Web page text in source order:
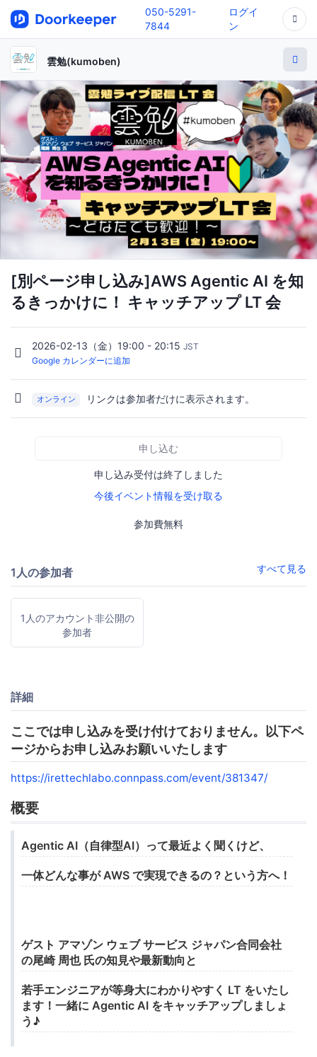
050-5291-
7844
ログイ
ン
雲勉(kumoben)
[別ページ申し込み]AWS Agentic AI を知
るきっかけに！ キャッチアップ LT 会
2026-02-13（金）19:00 - 20:15 JST
Google カレンダーに追加
オンライン リンクは参加者だけに表示されます。
申し込む
申し込み受付は終了しました
今後イベント情報を受け取る
参加費無料
1人の参加者 すべて見る
1人のアカウント非公開の
参加者
詳細
ここでは申し込みを受け付けておりません。以下ペ
ージからお申し込みお願いいたします
https://irettechlabo.connpass.com/event/381347/
概要
Agentic AI（自律型AI）って最近よく聞くけど、
一体どんな事が AWS で実現できるの？という方へ！
ゲスト アマゾン ウェブ サービス ジャパン合同会社
の尾崎 周也 氏の知見や最新動向と
若手エンジニアが等身大にわかりやすく LT をいたし
ます！一緒に Agentic AI をキャッチアップしましょ
う♪